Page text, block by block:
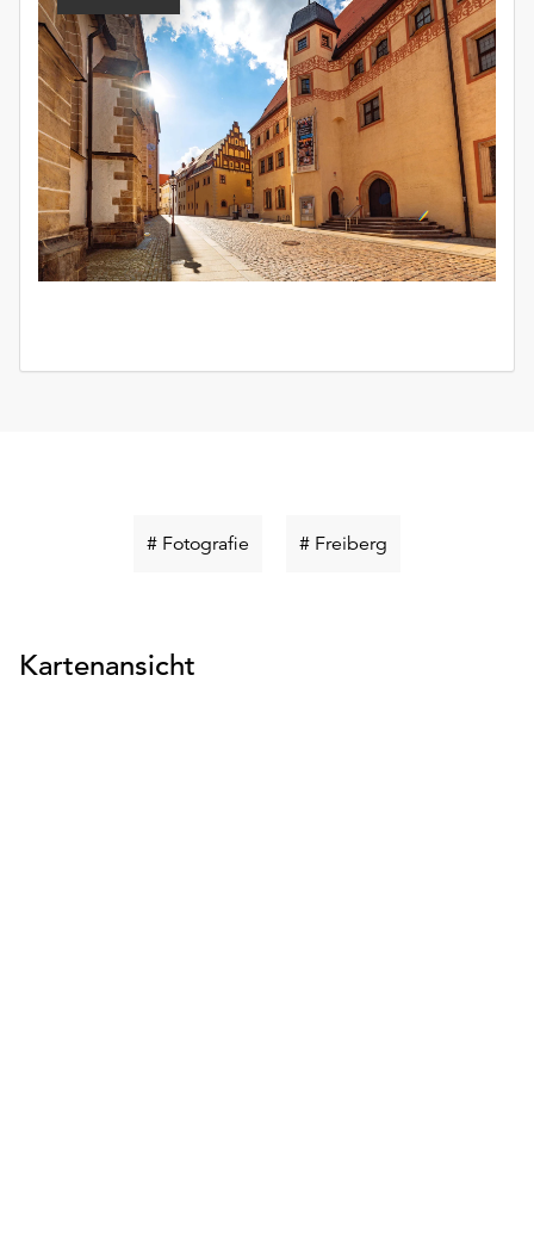
# Fotografie Schlüsselwort
# Freiberg
Kartenansicht